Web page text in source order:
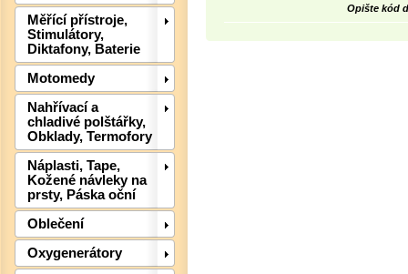
Měřící přístroje,
Stimulátory,
Diktafony, Baterie
Motomedy
Nahřívací a
chladivé polštářky,
Obklady, Termofory
Náplasti, Tape,
Kožené návleky na
prsty, Páska oční
Oblečení
Oxygenerátory
Opište kód